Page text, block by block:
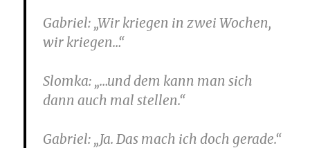
Gabriel: „Wir kriegen in zwei Wochen,
wir kriegen…“
Slomka: „…und dem kann man sich
dann auch mal stellen.“
Gabriel: „Ja. Das mach ich doch gerade.“